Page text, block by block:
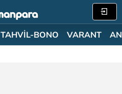
TAHVİL-BONO VARANT